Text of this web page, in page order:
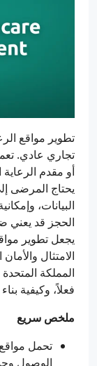
تطوير مواقع
تجاري عادي.
أو مقدم
يحتاج المرضى
البيانات،
يجعل تطوير
الامتثال
المملكة
فعلاً، وكيفية
ملخص سريع
تحمل مواقع
الوصول